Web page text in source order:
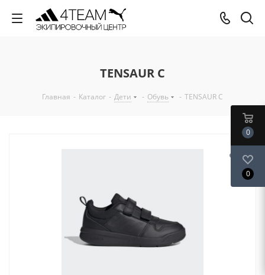
TENSAUR C
Главная - Каталог - Дети - Обувь - TENSAUR C
0
0